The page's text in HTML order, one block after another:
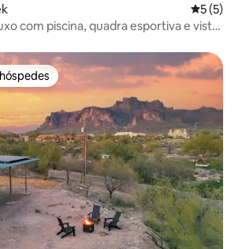
5 de
5 (5)
com piscina, quadra esportiva e vista
preferidos dos hóspedes